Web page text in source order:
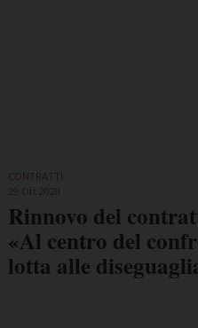
CONTRATTI
Rinnovo del
«Al centro del
lotta alle